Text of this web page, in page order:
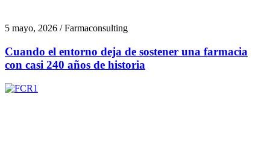
5 mayo, 2026 / Farmaconsulting
Cuando el entorno deja de sostener una farmacia
con casi 240 años de historia